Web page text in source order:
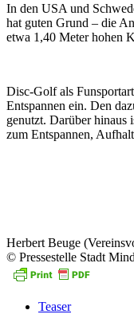
In den USA und
hat guten Grund – die
etwa 1,40 Meter hohen
Disc-Golf als
Entspannen ein. Den
genutzt. Darüber hinaus
zum Entspannen,
Herbert Beuge
© Pressestelle Stadt
Teaser